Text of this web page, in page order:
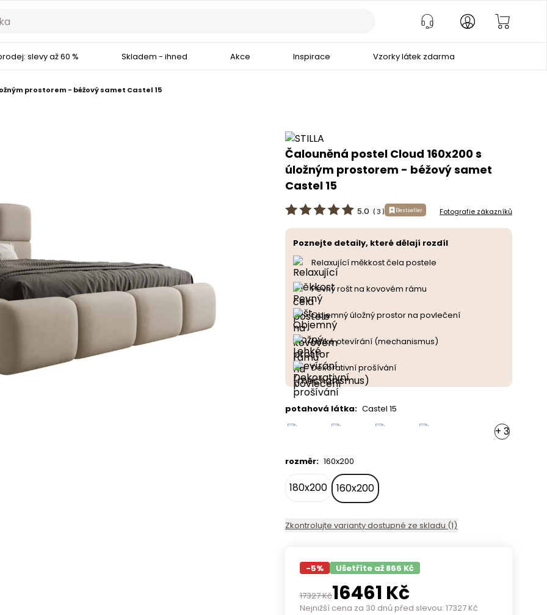
slevy až 60 % Skladem - ihned Akce Inspirace Vzorky látek zdarma
prostorem - béžový samet Castel 15
Čalouněná postel Cloud 160x200 s
úložným prostorem - béžový samet
Castel 15
5.0 ( 3 ) Bestseller Fotografie zákazníků
Poznejte detaily, které dělají rozdíl
Relaxující měkkost čela postele
Pevný rošt na kovovém rámu
Objemný úložný prostor na povlečení
Lehké otevírání (mechanismus)
Dekorativní prošívání
potahová látka: Castel 15
+ 3
rozměr: 160x200
180x200 160x200
Zkontrolujte varianty dostupné ze skladu (1)
-5% Ušetříte až 866 Kč
17327Kč16461 Kč
Nejnižší cena za 30 dnů před slevou: 17327 Kč